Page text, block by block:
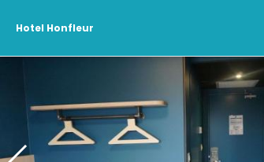
Hotel Honfleur